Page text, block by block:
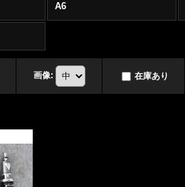
A6
画像: 在庫あり